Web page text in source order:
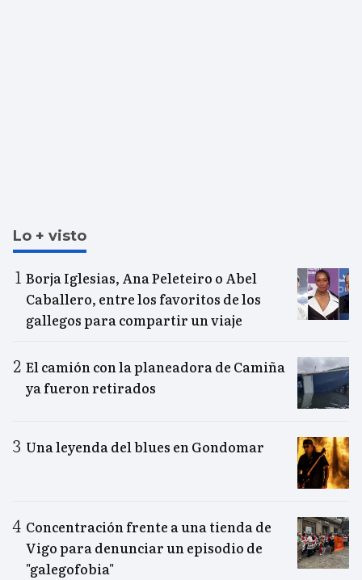
Lo + visto
Borja Iglesias, Ana Peleteiro o Abel
Caballero, entre los favoritos de los
gallegos para compartir un viaje
El camión con la planeadora de Camiña
ya fueron retirados
Una leyenda del blues en Gondomar
Concentración frente a una tienda de
Vigo para denunciar un episodio de
"galegofobia"